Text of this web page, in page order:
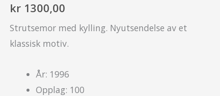
kr 1300,00
Strutsemor med kylling. Nyutsendelse av et
klassisk motiv.
År: 1996
Opplag: 100